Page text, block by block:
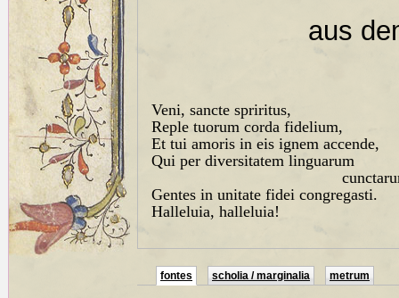
aus
Veni, sancte spriritus,
Reple tuorum corda fidelium,
Et tui amoris in eis ignem accende,
Qui per diversitatem linguarum
Gentes in unitate fidei congregasti.
Halleluia, halleluia!
fontes scholia / marginalia metrum